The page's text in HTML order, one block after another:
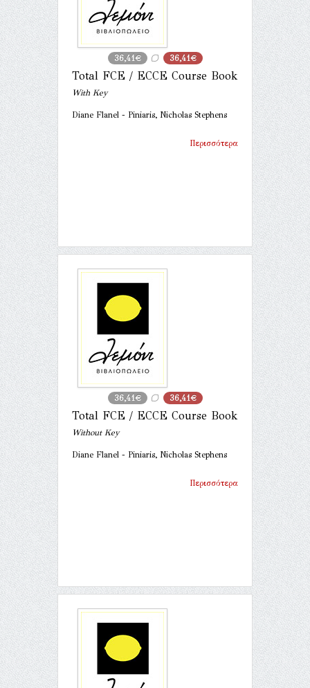
36,41€ 36,41€
Total FCE / ECCE Course Book
With Key
Diane Flanel - Piniaris, Nicholas Stephens
Περισσότερα
36,41€ 36,41€
Total FCE / ECCE Course Book
Without Key
Diane Flanel - Piniaris, Nicholas Stephens
Περισσότερα